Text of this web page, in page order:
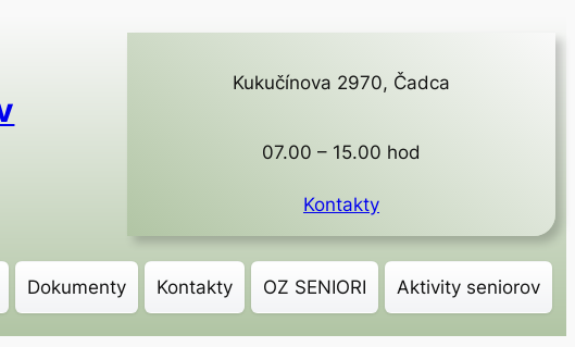
Kukučínova 2970, Čadca
07.00 – 15.00 hod
Kontakty
Dokumenty Kontakty OZ SENIORI Aktivity seniorov